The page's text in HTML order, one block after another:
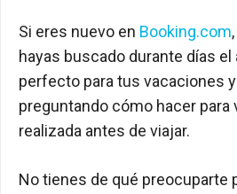
Si eres nuevo en Booking.com
hayas buscado durante días
perfecto para tus vacaciones
preguntando cómo hacer para
realizada antes de viajar.
No tienes de qué preocuparte